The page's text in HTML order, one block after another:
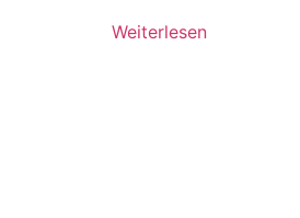
Weiterlesen